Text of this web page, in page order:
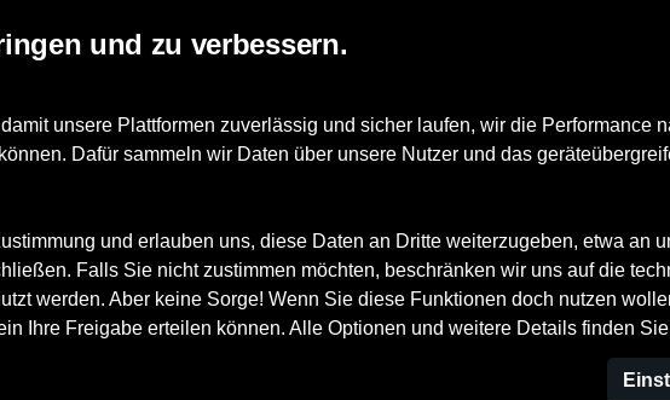
und zu verbessern.
unsere Plattformen zuverlässig und sicher laufen, wir die Performance
Dafür sammeln wir Daten über unsere Nutzer und das
und erlauben uns, diese Daten an Dritte weiterzugeben, etwa an
Falls Sie nicht zustimmen möchten, beschränken wir uns auf die
werden. Aber keine Sorge! Wenn Sie diese Funktionen doch nutzen
Ihre Freigabe erteilen können. Alle Optionen und weitere Details finden
Waldläufer